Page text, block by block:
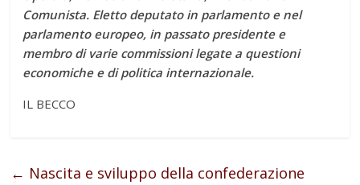
Comunista. Eletto deputato in parlamento e nel
parlamento europeo, in passato presidente e
membro di varie commissioni legate a questioni
economiche e di politica internazionale.
IL BECCO
← Nascita e sviluppo della confederazione